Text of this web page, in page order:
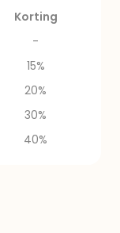
Korting
-
15%
20%
30%
40%